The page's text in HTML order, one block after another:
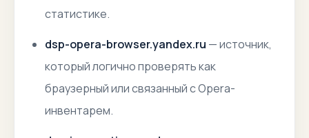
статистике.
dsp-opera-browser.yandex.ru — источник,
который логично проверять как
браузерный или связанный с Opera-
инвентарем.